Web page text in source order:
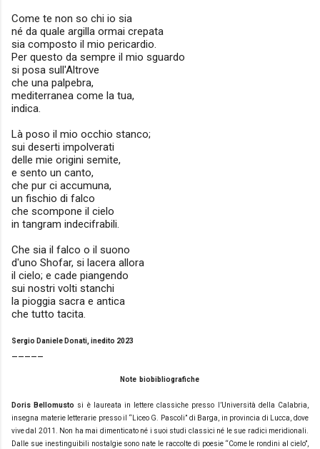
Come te non so chi io sia
né da quale argilla ormai crepata
sia composto il mio pericardio.
Per questo da sempre il mio sguardo
si posa sull'Altrove
che una palpebra,
mediterranea come la tua,
indica.
Là poso il mio occhio stanco;
sui deserti impolverati
delle mie origini semite,
e sento un canto,
che pur ci accumuna,
un fischio di falco
che scompone il cielo
in tangram indecifrabili.
Che sia il falco o il suono
d'uno Shofar, si lacera allora
il cielo; e cade piangendo
sui nostri volti stanchi
la pioggia sacra e antica
che tutto tacita.
Sergio Daniele Donati, inedito 2023
Note biobibliografiche
Doris Bellomusto si è laureata in lettere classiche presso l’Università della Calabria,
insegna materie letterarie presso il “Liceo G. Pascoli” di Barga, in provincia di Lucca, dove
vive dal 2011. Non ha mai dimenticato né i suoi studi classici né le sue radici meridionali.
Dalle sue inestinguibili nostalgie sono nate le raccolte di poesie “Come le rondini al cielo”,